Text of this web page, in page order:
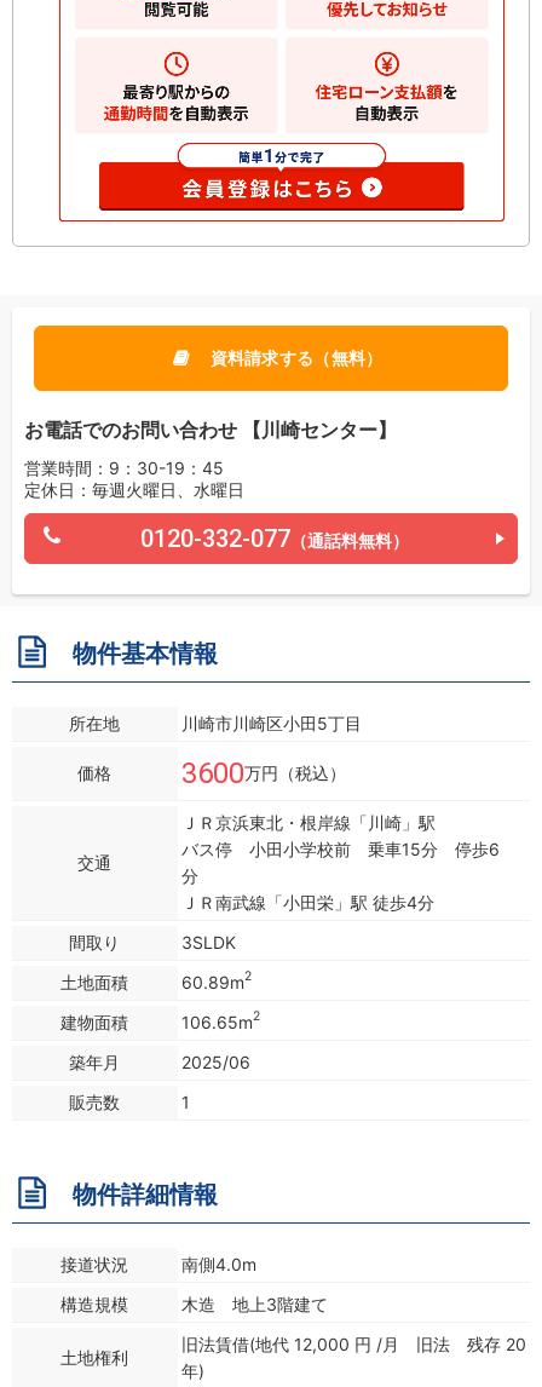
資料請求する（無料）
お電話でのお問い合わせ 【川崎センター】
営業時間：9：30-19：45
定休日：毎週火曜日、水曜日
0120-332-077 （通話料無料）
物件基本情報
所在地 川崎市川崎区小田5丁目
価格 3600万円（税込）
交通
ＪＲ京浜東北・根岸線「川崎」駅
バス停 小田小学校前 乗車15分 停歩6
分
ＪＲ南武線「小田栄」駅 徒歩4分
間取り
3SLDK
土地面積
60.89m2
建物面積 106.65m2
築年月
2025/06
販売数
1
物件詳細情報
接道状況
南側4.0m
構造規模
木造 地上3階建て
土地権利
旧法賃借(地代 12,000 円 /月 旧法 残存 20
年)